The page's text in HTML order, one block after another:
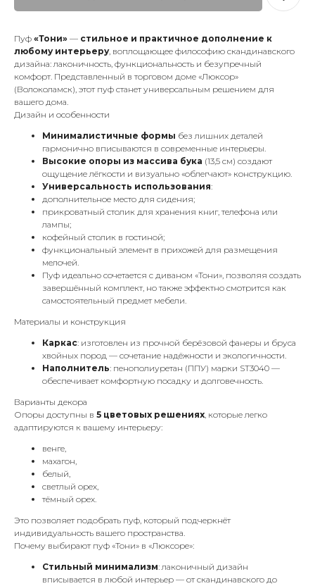
Пуф «Тони» — стильное и практичное дополнение к
любому интерьеру, воплощающее философию скандинавского
дизайна: лаконичность, функциональность и безупречный
комфорт. Представленный в торговом доме «Люксор»
(Волоколамск), этот пуф станет универсальным решением для
вашего дома.
Дизайн и особенности
Минималистичные формы без лишних деталей
гармонично вписываются в современные интерьеры.
Высокие опоры из массива бука (13,5 см) создают
ощущение лёгкости и визуально «облегчают» конструкцию.
Универсальность использования:
дополнительное место для сидения;
прикроватный столик для хранения книг, телефона или
лампы;
кофейный столик в гостиной;
функциональный элемент в прихожей для размещения
мелочей.
Пуф идеально сочетается с диваном «Тони», позволяя создать
завершённый комплект, но также эффектно смотрится как
самостоятельный предмет мебели.
Материалы и конструкция
Каркас: изготовлен из прочной берёзовой фанеры и бруса
хвойных пород — сочетание надёжности и экологичности.
Наполнитель: пенополиуретан (ППУ) марки ST3040 —
обеспечивает комфортную посадку и долговечность.
Варианты декора
Опоры доступны в 5 цветовых решениях, которые легко
адаптируются к вашему интерьеру:
венге,
махагон,
белый,
светлый орех,
тёмный орех.
Это позволяет подобрать пуф, который подчеркнёт
индивидуальность вашего пространства.
Почему выбирают пуф «Тони» в «Люксоре»:
Стильный минимализм: лаконичный дизайн
вписывается в любой интерьер — от скандинавского до